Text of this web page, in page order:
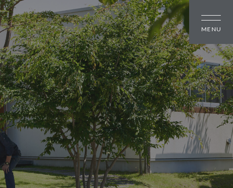
しの方
のちいさな町並み
りのちいさな町並み
のちいさな町並み
大幸住宅について
スタッフブログ
お知らせ
会社概要
スタッフ紹介
オーナー様へ